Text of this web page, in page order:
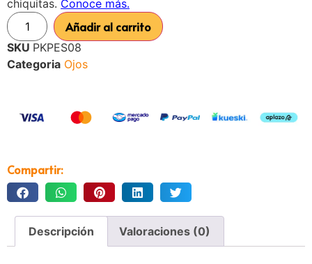
Añadir al carrito
SKU PKPES08
Categoria Ojos
Compartir:
Descripción Valoraciones (0)